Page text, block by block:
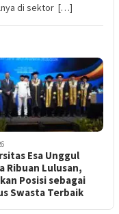
di sektor […]
Esa Unggul
Ribuan Lulusan,
Posisi sebagai
Swasta Terbaik